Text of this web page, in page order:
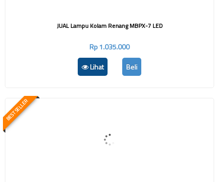
JUAL Lampu Kolam Renang MBPX-7 LED
Rp 1.035.000
Lihat
Beli
BEST SELLER